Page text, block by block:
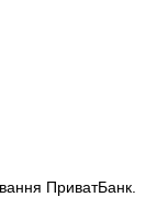
ПриватБанк.